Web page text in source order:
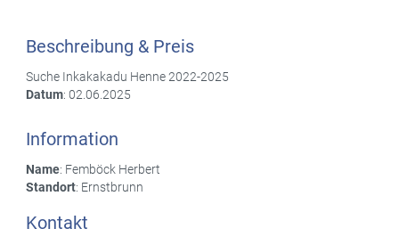
Beschreibung & Preis
Suche Inkakakadu Henne 2022-2025
Datum: 02.06.2025
Information
Name: Femböck Herbert
Standort: Ernstbrunn
Kontakt